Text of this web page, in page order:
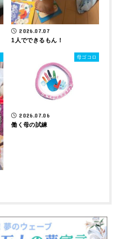
2026.07.07
1人でできるもん！
母ゴコロ
2026.07.06
働く母の試練